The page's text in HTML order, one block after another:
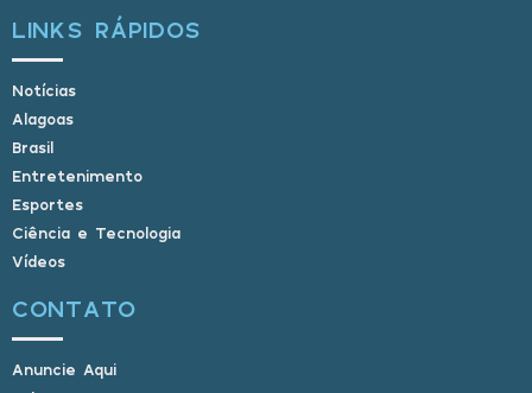
LINKS RÁPIDOS
Notícias
Alagoas
Brasil
Entretenimento
Esportes
Ciência e Tecnologia
Vídeos
CONTATO
Anuncie Aqui